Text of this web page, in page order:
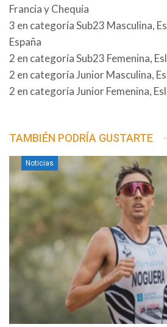
Francia y Chequia
3 en categoría Sub23 Masculina,
España
2 en categoría Sub23 Femenina,
2 en categoría Junior Masculina,
2 en categoría Junior Femenina,
TAMBIÉN PODRÍA GUSTARTE
Noticias